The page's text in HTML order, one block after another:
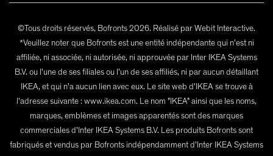
©Tous droits réservés, Bofronts 2026. Réalisé par Webit Interactive.
*Veuillez noter que Bofronts est une entité indépendante qui n'est ni
affiliée, ni associée, ni autorisée, ni approuvée par Inter IKEA Systems
B.V. ou l'une de ses filiales ou l'un de ses affiliés, ni par aucun détaillant
IKEA, et qui n'a aucun lien avec eux. Le site web d'IKEA se trouve à
l'adresse suivante : www.ikea.com. Le nom "IKEA" ainsi que les noms,
marques, emblèmes et images apparentés sont des marques
commerciales d'Inter IKEA Systems B.V. Les produits Bofronts sont
fabriqués et vendus par Bofronts indépendamment d'Inter IKEA Systems